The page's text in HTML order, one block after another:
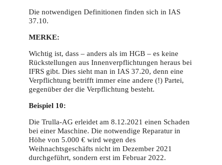
Die notwendigen Definitionen finden sich in IAS
37.10.
MERKE:
Wichtig ist, dass – anders als im HGB – es keine
Rückstellungen aus Innenverpflichtungen heraus bei
IFRS gibt. Dies sieht man in IAS 37.20, denn eine
Verpflichtung betrifft immer eine andere (!) Partei,
gegenüber der die Verpflichtung besteht.
Beispiel 10:
Die Trulla-AG erleidet am 8.12.2021 einen Schaden
bei einer Maschine. Die notwendige Reparatur in
Höhe von 5.000 € wird wegen des
Weihnachtsgeschäfts nicht im Dezember 2021
durchgeführt, sondern erst im Februar 2022.